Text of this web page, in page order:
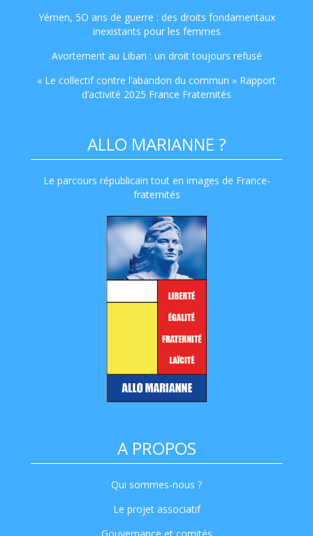
Yémen, 5O ans de guerre : des droits fondamentaux
inexistants pour les femmes
Avortement au Liban : un droit toujours refusé
« Le collectif contre l’abandon du commun » Rapport
d’activité 2025 France Fraternités
ALLO MARIANNE ?
Le parcours républicain tout en images de France-
fraternités
A PROPOS
Qui sommes-nous ?
Le projet associatif